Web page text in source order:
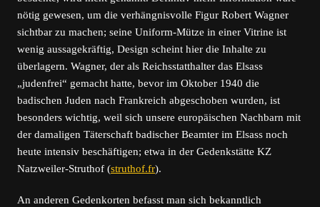
nötig gewesen, um die verhängnisvolle Figur Robert Wagner
sichtbar zu machen; seine Uniform-Mütze in einer Vitrine ist
wenig aussagekräftig, Design scheint hier die Inhalte zu
überlagern. Wagner, der als Reichsstatthalter das Elsass
„judenfrei“ gemacht hatte, bevor im Oktober 1940 die
badischen Juden nach Frankreich abgeschoben wurden, ist
besonders wichtig, weil sich unsere europäischen Nachbarn mit
der damaligen Täterschaft badischer Beamter im Elsass noch
heute intensiv beschäftigen; etwa in der Gedenkstätte KZ
Natzweiler-Struthof (struthof.fr).
An anderen Gedenkorten befasst man sich bekanntlich